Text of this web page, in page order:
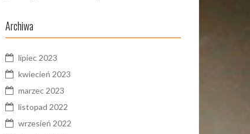
Archiwa
lipiec 2023
kwiecień 2023
marzec 2023
listopad 2022
wrzesień 2022